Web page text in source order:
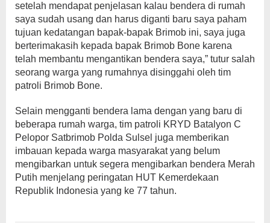
setelah mendapat penjelasan kalau bendera di rumah
saya sudah usang dan harus diganti baru saya paham
tujuan kedatangan bapak-bapak Brimob ini, saya juga
berterimakasih kepada bapak Brimob Bone karena
telah membantu mengantikan bendera saya,” tutur salah
seorang warga yang rumahnya disinggahi oleh tim
patroli Brimob Bone.
Selain mengganti bendera lama dengan yang baru di
beberapa rumah warga, tim patroli KRYD Batalyon C
Pelopor Satbrimob Polda Sulsel juga memberikan
imbauan kepada warga masyarakat yang belum
mengibarkan untuk segera mengibarkan bendera Merah
Putih menjelang peringatan HUT Kemerdekaan
Republik Indonesia yang ke 77 tahun.